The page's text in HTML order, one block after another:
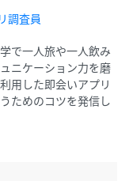
調査員
で一人旅や一人飲み
ニケーション力を磨
用した即会いアプリ
ためのコツを発信し